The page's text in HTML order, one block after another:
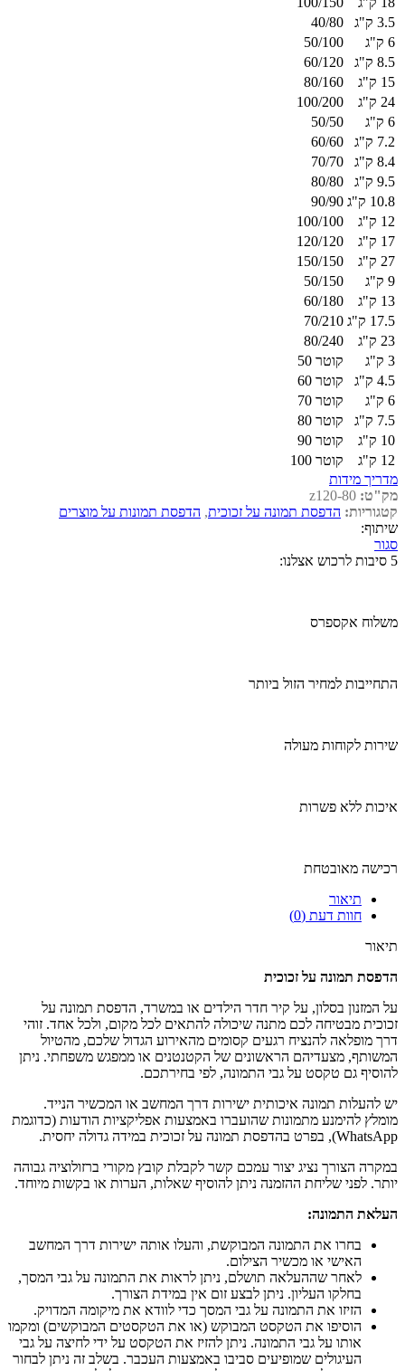
3.5 ק"ג
40/80
6 ק"ג
50/100
8.5 ק"ג
60/120
15 ק"ג
80/160
24 ק"ג
100/200
6 ק"ג
50/50
7.2 ק"ג
60/60
8.4 ק"ג
70/70
9.5 ק"ג
80/80
10.8 ק"ג
90/90
12 ק"ג
100/100
17 ק"ג
120/120
27 ק"ג
150/150
9 ק"ג
50/150
13 ק"ג
60/180
17.5 ק"ג
70/210
23 ק"ג
80/240
3 ק"ג
קוטר 50
4.5 ק"ג
קוטר 60
6 ק"ג
קוטר 70
7.5 ק"ג
קוטר 80
10 ק"ג
קוטר 90
12 ק"ג
קוטר 100
מדריך מידות
מק"ט: z120-80
קטגוריות: הדפסת תמונה על זכוכית, הדפסת תמונות על מוצרים
שיתוף:
סגור
5 סיבות לרכוש אצלנו:
משלוח אקספרס
התחייבות למחיר הזול ביותר
שירות לקוחות מעולה
איכות ללא פשרות
רכישה מאובטחת
תיאור
חוות דעת (0)
תיאור
הדפסת תמונה על זכוכית
על המזנון בסלון, על קיר חדר הילדים או במשרד, הדפסת תמונה על
זכוכית מבטיחה לכם מתנה שיכולה להתאים לכל מקום, ולכל אחד. זוהי
דרך מופלאה להנציח רגעים קסומים מהאירוע הגדול שלכם, מהטיול
המשותף, מצעדיהם הראשונים של הקטנטנים או ממפגש משפחתי. ניתן
להוסיף גם טקסט על גבי התמונה, לפי בחירתכם.
יש להעלות תמונה איכותית ישירות דרך המחשב או המכשיר הנייד.
מומלץ להימנע מתמונות שהועברו באמצעות אפליקציות הודעות (כדוגמת
WhatsApp), בפרט בהדפסת תמונה על זכוכית במידה גדולה יחסית.
במקרה הצורך נציג יצור עמכם קשר לקבלת קובץ מקורי ברזולוציה גבוהה
יותר. לפני שליחת ההזמנה ניתן להוסיף שאלות, הערות או בקשות מיוחד.
העלאת התמונה:
בחרו את התמונה המבוקשת, והעלו אותה ישירות דרך המחשב
האישי או מכשיר הצילום.
לאחר שההעלאה תושלם, ניתן לראות את התמונה על גבי המסך,
בחלקו העליון. ניתן לבצע זום אין במידת הצורך.
הזיזו את התמונה על גבי המסך כדי לוודא את מיקומה המדויק.
הוסיפו את הטקסט המבוקש (או את הטקסטים המבוקשים) ומקמו
אותו על גבי התמונה. ניתן להזיז את הטקסט על ידי לחיצה על גבי
העיגולים שמופיעים סביבו באמצעות העכבר. בשלב זה ניתן לבחור